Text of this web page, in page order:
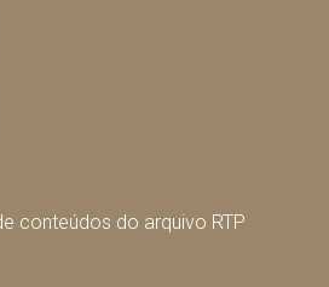
conteúdos do arquivo RTP